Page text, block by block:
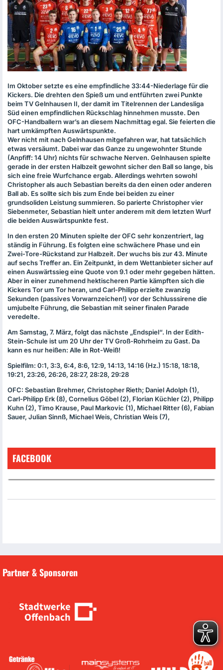
Im Oktober setzte es eine empfindliche 33:44-Niederlage für die
Kickers. Die drehten den Spieß um und entführten zwei Punkte
beim TV Gelnhausen II, der damit im Titelrennen der Landesliga
Süd einen empfindlichen Rückschlag hinnehmen musste. Den
OFC-Handballern war’s an diesem Nachmittag egal. Sie feierten die
hart umkämpften Auswärtspunkte.
Wer nicht mit nach Gelnhausen mitgefahren war, hat tatsächlich
etwas versäumt. Dabei war das Ganze zu ungewohnter Stunde
(Anpfiff: 14 Uhr) nichts für schwache Nerven. Gelnhausen spielte
gerade in der ersten Halbzeit gewohnt sicher den Ball so lange, bis
sich eine freie Wurfchance ergab. Allerdings wehrten sowohl
Christopher als auch Sebastian bereits da den einen oder anderen
Ball ab. Es sollte sich bis zum Ende bei beiden zu einer
grundsoliden Leistung summieren. So parierte Christopher vier
Siebenmeter, Sebastian hielt unter anderem mit dem letzten Wurf
die beiden Auswärtspunkte fest.
In den ersten 20 Minuten spielte derOFC sehr konzentriert, lag
ständig in Führung. Es folgten eine schwächere Phase und ein
Zwei-Tore-Rückstand zur Halbzeit. Der wuchs bis zur 43. Minute
auf sechs Treffer an. Ein Zeitpunkt, in dem Wettanbieter sicher auf
einen Auswärtssieg eine Quote von 9.1 oder mehr gegeben hätten.
Aber in einer zunehmend hektischeren Partie kämpften sich die
Kickers Tor um Tor heran, und Carl-Philipp erzielte zwanzig
Sekunden (passives Vorwarnzeichen!) vor der Schlusssirene die
umjubelte Führung, die Sebastian mit seiner finalen Parade
veredelte.
Am Samstag, 7. März, folgt das nächste „Endspiel“. In der Edith-
Stein-Schule ist um 20 Uhr der TV Groß-Rohrheim zu Gast. Da
kann es nur heißen: Alle in Rot-Weiß!
Spielfilm: 0:1, 3:3, 6:4, 8:6, 12:9, 14:13, 14:16 (Hz.) 15:18, 18:18,
19:21, 23:26, 26:26, 28:27, 28:28, 29:28
OFC: Sebastian Brehmer, Christopher Rieth; Daniel Adolph (1),
Carl-Philipp Erk (8), Cornelius Göbel (2), Florian Küchler (2), Philipp
Kuhn (2), Timo Krause, Paul Markovic (1), Michael Ritter (6), Fabian
Sauer, Julian Sinnß, Michael Weis, Christian Weis (7),
FACEBOOK
Partner & Sponsoren